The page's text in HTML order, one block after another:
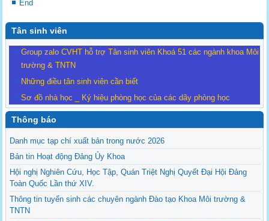
End
Tân sinh viên
Group zalo CVHT hỗ trợ Tân sinh viên Khoá 51 các ngành khoa Môi
trường & TNTN
Những điều tân sinh viên cần biết
Sơ đồ nhà học _ Ký hiệu phòng học của các dãy phòng học
Thông báo
Danh mục tạp chí xuất bản trong nước 2026
Bản tin Hoạt động Đảng Ủy Khoa
Hội nghị Nghiên Cứu, Học Tập, Quán Triệt Nghị Quyết Đại Hội Đảng
Toàn Quốc Lần thứ XIV.
Thông tin tuyển sinh các chuyên ngành Đào tạo Khoa Môi trường &
TNTN